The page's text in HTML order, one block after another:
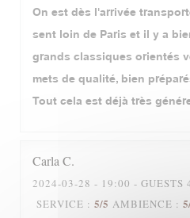
On est dès l'arrivée
sent loin de Paris et il y a
grands classiques orientés
mets de qualité, bien
Tout cela est déjà très
CarlaC
2024-03-28 - 19:00 - GUESTS
SERVICE : 5/5 AMBIENCE : 5